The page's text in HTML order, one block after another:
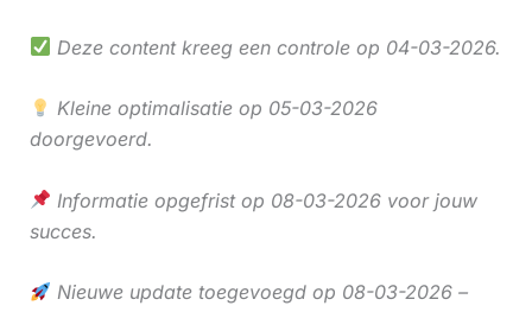
Deze content kreeg een controle op 04-03-2026.
Kleine optimalisatie op 05-03-2026
doorgevoerd.
Informatie opgefrist op 08-03-2026 voor jouw
succes.
Nieuwe update toegevoegd op 08-03-2026 –